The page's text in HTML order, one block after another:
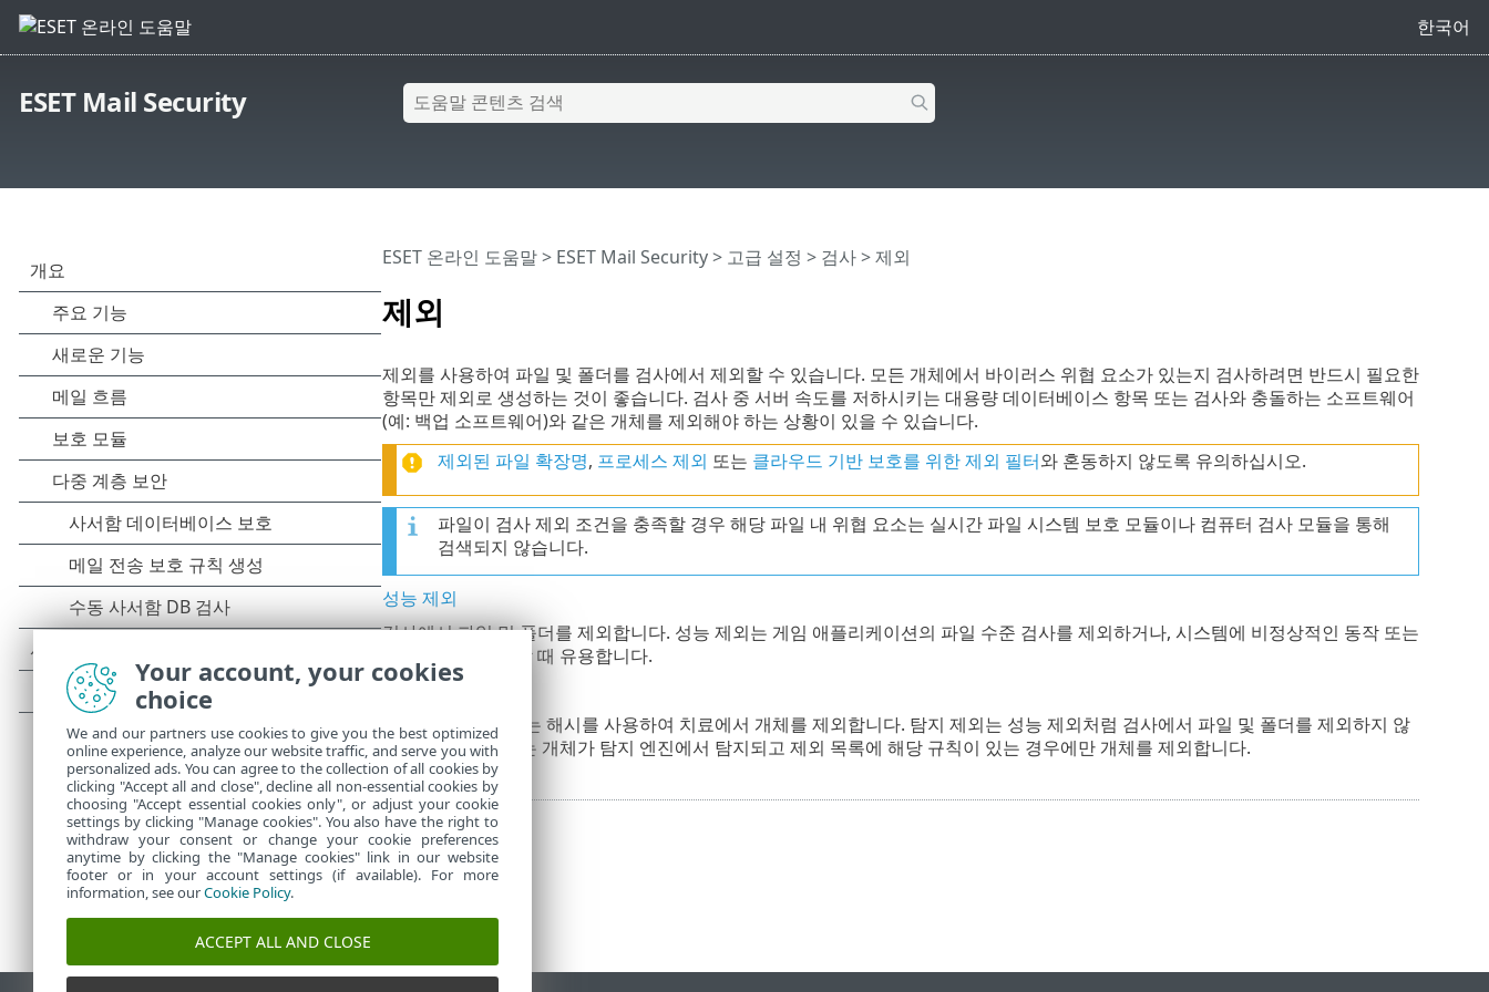
한국어
ESET Mail Security
제외
ESET 온라인 도움말> ESET Mail Security> 고급 설정 > 검사> 제외
제외를 사용하여 파일 및 폴더를 검사에서 제외할 수 있습니다. 모든 개체에서 바이러스 위협 요소가 있는지 검사하려면 반드시 필요한
항목만 제외로 생성하는 것이 좋습니다. 검사 중 서버 속도를 저하시키는 대용량 데이터베이스 항목 또는 검사와 충돌하는 소프트웨어
(예: 백업 소프트웨어)와 같은 개체를 제외해야 하는 상황이 있을 수 있습니다.
제외된 파일 확장명, 프로세스 제외 또는 클라우드 기반 보호를 위한 제외 필터와 혼동하지 않도록 유의하십시오.
파일이 검사 제외 조건을 충족할 경우 해당 파일 내 위협 요소는 실시간 파일 시스템 보호 모듈이나 컴퓨터 검사 모듈을 통해
검색되지 않습니다.
성능 제외
검사에서 파일 및 폴더를 제외합니다. 성능 제외는 게임 애플리케이션의 파일 수준 검사를 제외하거나, 시스템에 비정상적인 동작 또는
성능 저하가 발생할 때 유용합니다.
탐지 이름, 경로 또는 해시를 사용하여 치료에서 개체를 제외합니다. 탐지 제외는 성능 제외처럼 검사에서 파일 및 폴더를 제외하지 않
습니다. 탐지 제외는 개체가 탐지 엔진에서 탐지되고 제외 목록에 해당 규칙이 있는 경우에만 개체를 제외합니다.
Your account, your cookies
choice
We and our partners use cookies to give you the best optimized
online experience, analyze our website traffic, and serve you with
personalized ads. You can agree to the collection of all cookies by
clicking "Accept all and close", decline all non-essential cookies by
choosing "Accept essential cookies only", or adjust your cookie
settings by clicking "Manage cookies". You also have the right to
withdraw your consent or change your cookie preferences
anytime by clicking the "Manage cookies" link in our website
footer or in your account settings (if available). For more
information, see ourCookie Policy.
ACCEPT ALL AND CLOSE